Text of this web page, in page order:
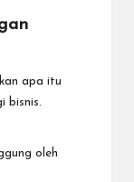
apa itu
bisnis.
oleh